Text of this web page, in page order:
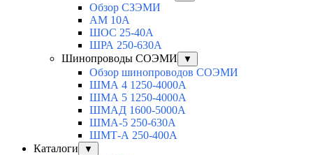
Обзор СЗЭМИ
АМ 10А
ШОС 25-40А
ШРА 250-630А
Шинопроводы СОЭМИ
▼
Обзор шинопроводов СОЭМИ
ШМА 4 1250-4000А
ШМА 5 1250-4000А
ШМАД 1600-5000А
ШМА-5 250-630А
ШМТ-А 250-400А
Каталоги
▼